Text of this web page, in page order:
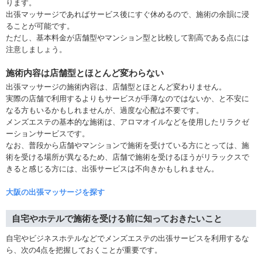
ります。
出張マッサージであればサービス後にすぐ休めるので、施術の余韻に浸
ることが可能です。
ただし、基本料金が店舗型やマンション型と比較して割高である点には
注意しましょう。
施術内容は店舗型とほとんど変わらない
出張マッサージの施術内容は、店舗型とほとんど変わりません。
実際の店舗で利用するよりもサービスが手薄なのではないか、と不安に
なる方もいるかもしれませんが、過度な心配は不要です。
メンズエステの基本的な施術は、アロマオイルなどを使用したリラクゼ
ーションサービスです。
なお、普段から店舗やマンションで施術を受けている方にとっては、施
術を受ける場所が異なるため、店舗で施術を受けるほうがリラックスで
きると感じる方には、出張サービスは不向きかもしれません。
大阪の出張マッサージを探す
自宅やホテルで施術を受ける前に知っておきたいこと
自宅やビジネスホテルなどでメンズエステの出張サービスを利用するな
ら、次の4点を把握しておくことが重要です。